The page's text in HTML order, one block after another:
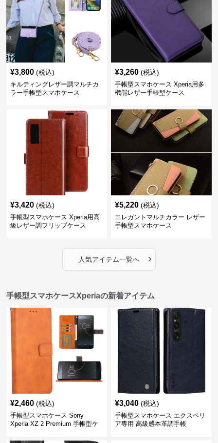
¥3,800 (税込)
キルティングレザー調マルチカ
ラー手帳型スマホケース
¥3,260 (税込)
手帳型スマホケース Xperia用多
機能レザー手帳型ケース
¥3,420 (税込)
手帳型スマホケース Xperia用高
級レザー調フリップケース
¥5,220 (税込)
エレガントマルチカラー レザー
手帳型スマホケース
人気アイテム一覧へ ›
手帳型スマホケースXperiaの新着アイテム
¥2,460 (税込)
手帳型スマホケース Sony
Xperia XZ 2 Premium 手帳型ケ
¥3,040 (税込)
手帳型スマホケース エクスペリ
ア専用 高級感本革調手帳